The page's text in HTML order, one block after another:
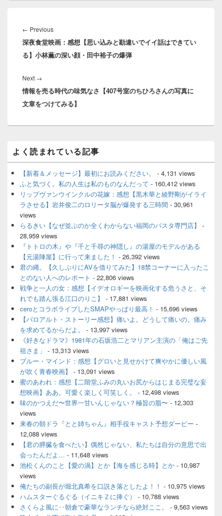
稿
ナ
ビ
ゲ
シ
ョ
ン
← PreviousPrevious
post:
深夜食堂映画：感想【思い込みと勘違いでイイ話はできてい
る】小林薫の深い顔・田中裕子の爆弾
Next →
post:
情報を売る時代の味気なさ【407号室のちひろさんの写真に
文章をつけてみる】
ン
サ
イ
バ
ィ
ェ
エ
ア
よく読まれている記事
【新着＆メッセージ】最初にお読みください。
- 4,131 views
ふと気づく。私の人生は私のものなんだって - 160,412 views
リップヴァンウインクルの花嫁：感想【黒木華と綾野剛がイライ
ラさせる】岩井俊二のロリータ脳が爆発する三時間 - 30,961
views
らるきい【なぜ並ぶのか全くわからない福岡のパスタ専門店】
-
28,959 views
『トトロの木』や『千と千尋の神隠し』の湯屋のモデルがある
【元湯陣屋】に行って来ました！ - 26,392 views
君の縄。【久しぶりにAVを借りてみた】18禁コーナーに入ったこ
とのない人へのレポート - 22,806 views
戦争と一人の女：感想【イデオロギーを映画化する危うさと、そ
れでも踏ん張る江口のりこ】
- 17,881 views
ceroとコラボライブしたSMAPやっぱり最高！ - 15,696 views
【パロアルト・ストーリー感想】痛いよ。どうして痛いの。痛み
を求めてるからだよ。
- 13,997 views
《好きなドラマ》1981年の石坂浩二とマリアン主演の「俺はご先
祖さま」 - 13,313 views
ブルー・マインド：感想【グロいと見せかけて爽やかに優しい風
が吹く青春映画】
- 13,091 views
蜜のあわれ：感想【二階堂ふみの丸いお尻からはじまる完璧な妄
想映画】ああ。可愛く楽しく可笑しく。
- 12,498 views
味のかつえだ〜世界一甘いんじゃない？極旨の脂〜 - 12,303
views
来春の朝ドラ『とと姉ちゃん』相手役キャスト予想ダービー -
12,088 views
【君の膵臓を食べたい】偶然じゃない、私たちは自分の意思で出
会ったんだよ… - 11,648 views
池松くんのこと【愛の渦】とか【海を感じる時】とか - 10,987
views
俺たちの副長が堀北真希を口説き落としたよ！！ - 10,975 views
ハムスターぐるぐる（イニキＺに捧ぐ）
- 10,788 views
さくらよ風に‥朝倉で豪華なランチなら絶対ここ。
- 9,563 views